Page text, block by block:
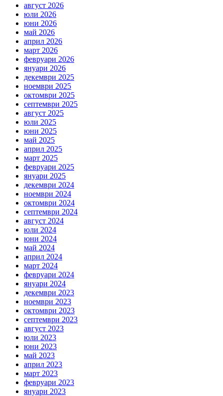
август 2026
юли 2026
юни 2026
май 2026
април 2026
март 2026
февруари 2026
януари 2026
декември 2025
ноември 2025
октомври 2025
септември 2025
август 2025
юли 2025
юни 2025
май 2025
април 2025
март 2025
февруари 2025
януари 2025
декември 2024
ноември 2024
октомври 2024
септември 2024
август 2024
юли 2024
юни 2024
май 2024
април 2024
март 2024
февруари 2024
януари 2024
декември 2023
ноември 2023
октомври 2023
септември 2023
август 2023
юли 2023
юни 2023
май 2023
април 2023
март 2023
февруари 2023
януари 2023